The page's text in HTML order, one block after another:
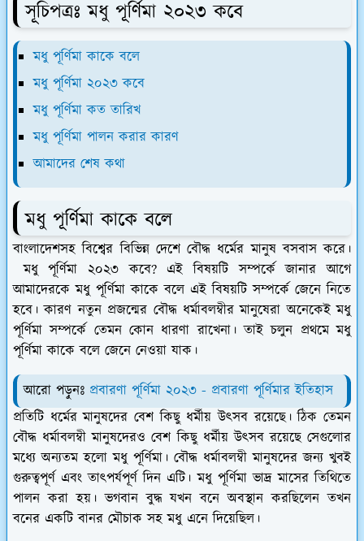
সূচিপত্রঃ মধু পূর্ণিমা ২০২৩ কবে
মধু পূর্ণিমা কাকে বলে
মধু পূর্ণিমা ২০২৩ কবে
মধু পূর্ণিমা কত তারিখ
মধু পূর্ণিমা পালন করার কারণ
আমাদের শেষ কথা
মধু পূর্ণিমা কাকে বলে
বাংলাদেশসহ বিশ্বের বিভিন্ন দেশে বৌদ্ধ ধর্মের মানুষ বসবাস করে।
মধু পূর্ণিমা ২০২৩ কবে? এই বিষয়টি সম্পর্কে জানার আগে
আমাদেরকে মধু পূর্ণিমা কাকে বলে এই বিষয়টি সম্পর্কে জেনে নিতে
হবে। কারণ নতুন প্রজন্মের বৌদ্ধ ধর্মাবলম্বীর মানুষেরা অনেকেই মধু
পূর্ণিমা সম্পর্কে তেমন কোন ধারণা রাখেনা। তাই চলুন প্রথমে মধু
পূর্ণিমা কাকে বলে জেনে নেওয়া যাক।
আরো পড়ুনঃ প্রবারণা পূর্ণিমা ২০২৩ - প্রবারণা পূর্ণিমার ইতিহাস
প্রতিটি ধর্মের মানুষদের বেশ কিছু ধর্মীয় উৎসব রয়েছে। ঠিক তেমন
বৌদ্ধ ধর্মাবলম্বী মানুষদেরও বেশ কিছু ধর্মীয় উৎসব রয়েছে সেগুলোর
মধ্যে অন্যতম হলো মধু পূর্ণিমা। বৌদ্ধ ধর্মাবলম্বী মানুষদের জন্য খুবই
গুরুত্বপূর্ণ এবং তাৎপর্যপূর্ণ দিন এটি। মধু পূর্ণিমা ভাদ্র মাসের তিথিতে
পালন করা হয়। ভগবান বুদ্ধ যখন বনে অবস্থান করছিলেন তখন
বনের একটি বানর মৌচাক সহ মধু এনে দিয়েছিল।